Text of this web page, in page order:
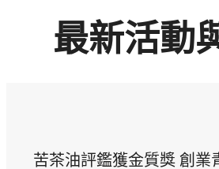
最新活動
苦茶油評鑑獲金質獎 創業